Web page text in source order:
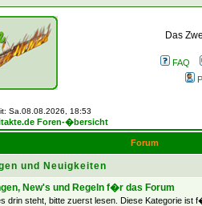
Das
FAQ
Sa.08.08.2026, 18:53
Foren-�bersicht
Forum
und Neuigkeiten
New's und Regeln f�r das Forum
drin steht, bitte zuerst lesen. Diese Kategorie ist